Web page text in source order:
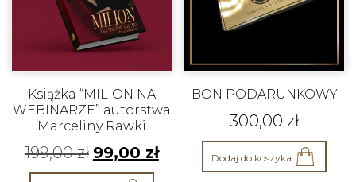
Książka “MILION NA
WEBINARZE” autorstwa
Marceliny Rawki
199,00zł 99,00 zł
BON PODARUNKOWY
300,00 zł
Dodaj do koszyka